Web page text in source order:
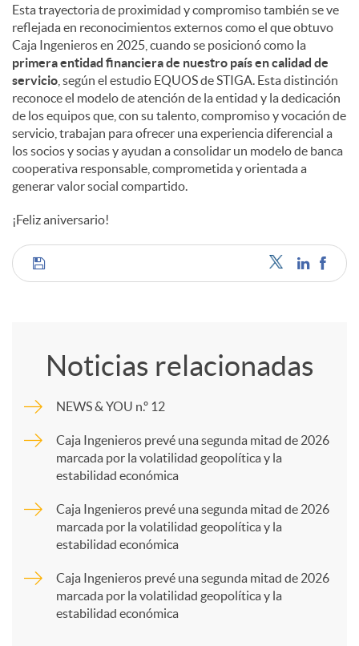
Esta trayectoria de proximidad y compromiso también se ve
reflejada en reconocimientos externos como el que obtuvo
Caja Ingenieros en 2025, cuando se posicionó como la
primera entidad financiera de nuestro país en calidad de
servicio , según el estudio EQUOS de STIGA. Esta distinción
reconoce el modelo de atención de la entidad y la dedicación
de los equipos que, con su talento, compromiso y vocación de
servicio, trabajan para ofrecer una experiencia diferencial a
los socios y socias y ayudan a consolidar un modelo de banca
cooperativa responsable, comprometida y orientada a
generar valor social compartido.
¡Feliz aniversario!
C
p
Noticias relacionadas
NEWS & YOU n.º 12
Caja Ingenieros prevé una segunda mitad de 2026
marcada por la volatilidad geopolítica y la
estabilidad económica
Caja Ingenieros prevé una segunda mitad de 2026
marcada por la volatilidad geopolítica y la
estabilidad económica
Caja Ingenieros prevé una segunda mitad de 2026
marcada por la volatilidad geopolítica y la
estabilidad económica